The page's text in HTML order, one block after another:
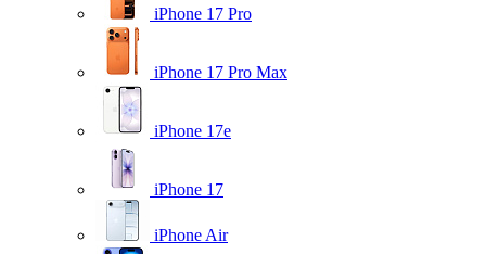
iPhone 17 Pro
iPhone 17 Pro Max
iPhone 17e
iPhone 17
iPhone Air